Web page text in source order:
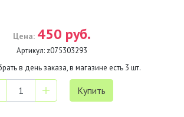
Цена: 450 руб.
Артикул: z075303293
в день заказа, в магазине есть 3 шт.